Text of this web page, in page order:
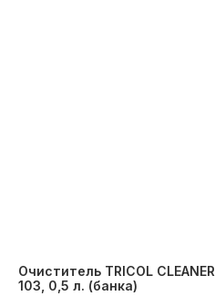
Очиститель TRICOL CLEANER
103, 0,5 л. (банка)